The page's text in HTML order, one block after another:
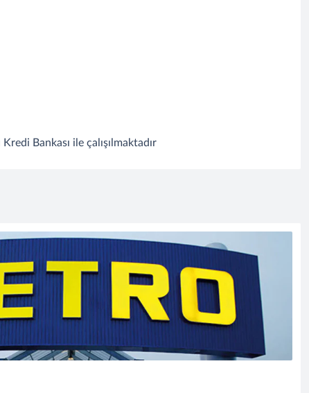
Bankası ile çalışılmaktadır